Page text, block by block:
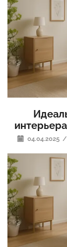
04.04.2025 /